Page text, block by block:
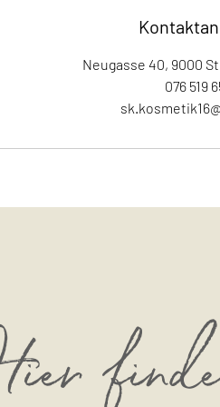
Neugasse 40, 9000
076 519